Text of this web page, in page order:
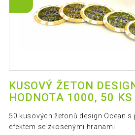
KUSOVÝ ŽETON
HODNOTA 1000, 50 KS
50 kusových žetonů design Ocean
efektem se zkosenými hranami.